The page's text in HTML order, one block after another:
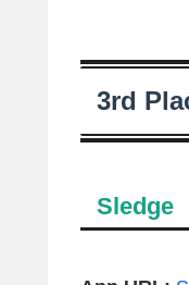
3rd
Sledge